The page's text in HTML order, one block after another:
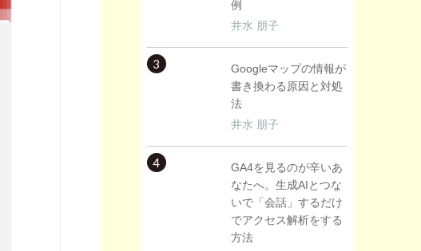
例
井水 朋子
3
Googleマップの情報が
書き換わる原因と対処
法
井水 朋子
4
GA4を見るのが辛いあ
なたへ。生成AIとつな
いで「会話」するだけ
でアクセス解析をする
方法